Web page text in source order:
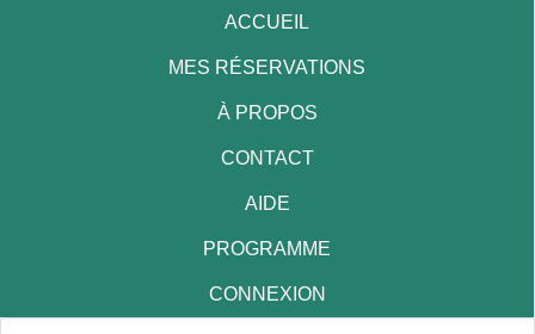
ACCUEIL
MES RÉSERVATIONS
À PROPOS
CONTACT
AIDE
PROGRAMME
CONNEXION